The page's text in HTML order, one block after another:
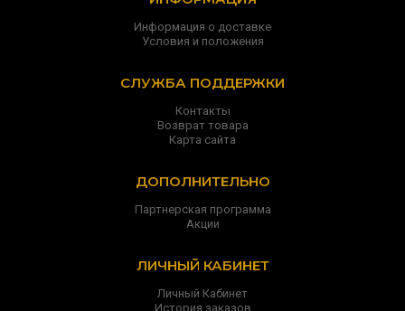
Информация о доставке
Условия и положения
СЛУЖБА ПОДДЕРЖКИ
Контакты
Возврат товара
Карта сайта
ДОПОЛНИТЕЛЬНО
Партнерская программа
Акции
ЛИЧНЫЙ КАБИНЕТ
Личный Кабинет
История заказов